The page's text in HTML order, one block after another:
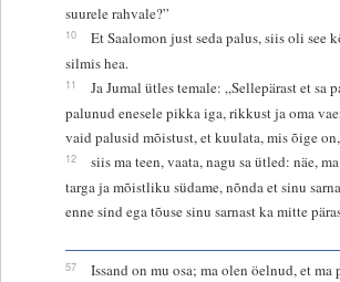
suurele rahvale?”
10
Et Saalomon just seda palus, siis oli see
silmis hea.
11
Ja Jumal ütles temale: „Sellepärast et sa
palunud enesele pikka iga, rikkust ja oma
vaid palusid mõistust, et kuulata, mis õige on,
12
siis ma teen, vaata, nagu sa ütled: näe,
targa ja mõistliku südame, nõnda et sinu
enne sind ega tõuse sinu sarnast ka mitte
57 Issand on mu osa; ma olen öelnud, et ma